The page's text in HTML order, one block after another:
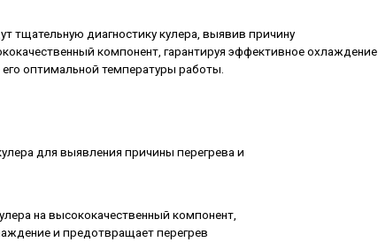
диагностику кулера, выявив причину
компонент, гарантируя эффективное охлаждение
оптимальной температуры работы.
для выявления причины перегрева и
на высококачественный компонент,
и предотвращает перегрев